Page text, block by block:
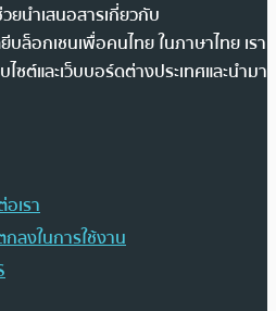
ยนำเสนอสารเกี่ยวกับ
บล็อกเชนเพื่อคนไทย ในภาษาไทย เรา
ต์และเว็บบอร์ดต่างประเทศและนำมา
เรา
ลงในการใช้งาน